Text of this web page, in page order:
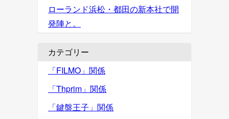
ローランド浜松・都田の新本社で開
発陣と。
カテゴリー
「FILMO」関係
「Thprim」関係
「鍵盤王子」関係